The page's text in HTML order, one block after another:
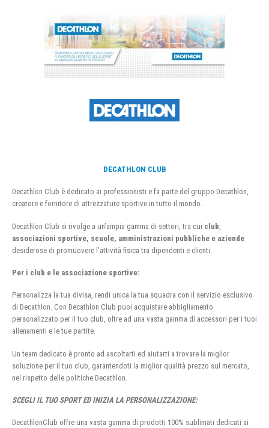
DECATHLON CLUB
Decathlon Club è dedicato ai professionisti e fa parte del gruppo Decathlon,
creatore e fornitore di attrezzature sportive in tutto il mondo.
Decathlon Club si rivolge a un’ampia gamma di settori, tra cui club
associazioni sportive, scuole, amministrazioni pubbliche e aziende
desiderose di promuovere l’attività fisica tra dipendenti e clienti.
Per i club e le associazione sportive:
Personalizza la tua divisa, rendi unica la tua squadra con il servizio esclusivo
di Decathlon. Con Decathlon Club puoi acquistare abbigliamento
personalizzato per il tuo club, oltre ad una vasta gamma di accessori per i tuoi
allenamenti e le tue partite.
Un team dedicato è pronto ad ascoltarti ed aiutarti a trovare la miglior
soluzione per il tuo club, garantendoti la miglior qualità prezzo sul mercato,
nel rispetto delle politiche Decathlon.
SCEGLI IL TUO SPORT ED INIZIA LA PERSONALIZZAZIONE:
DecathlonClub offre una vasta gamma di prodotti 100% sublimati dedicati ai